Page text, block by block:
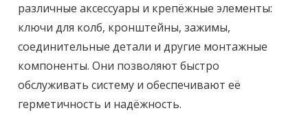
различные аксессуары и крепёжные элементы:
ключи для колб, кронштейны, зажимы,
соединительные детали и другие монтажные
компоненты. Они позволяют быстро
обслуживать систему и обеспечивают её
герметичность и надёжность.